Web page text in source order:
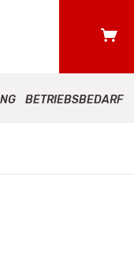
BETRIEBSBEDARF